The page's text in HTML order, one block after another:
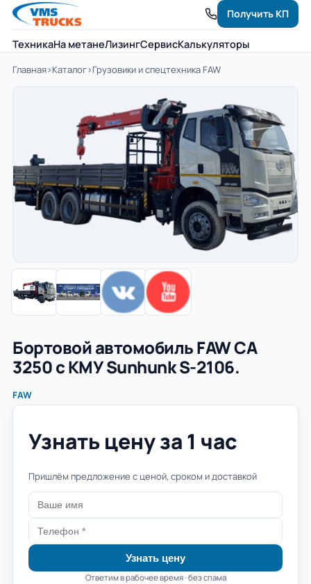
ТехникаНа метанеЛизингСервисКалькуляторы
Получить КП
Главная›Каталог›Грузовики и спецтехника FAW
Бортовой автомобиль FAW CA
3250 с КМУ Sunhunk S-2106.
FAW
Узнать цену за 1 час
Пришлём предложение с ценой, сроком и доставкой
Узнать цену
Ответим в рабочее время · без спама